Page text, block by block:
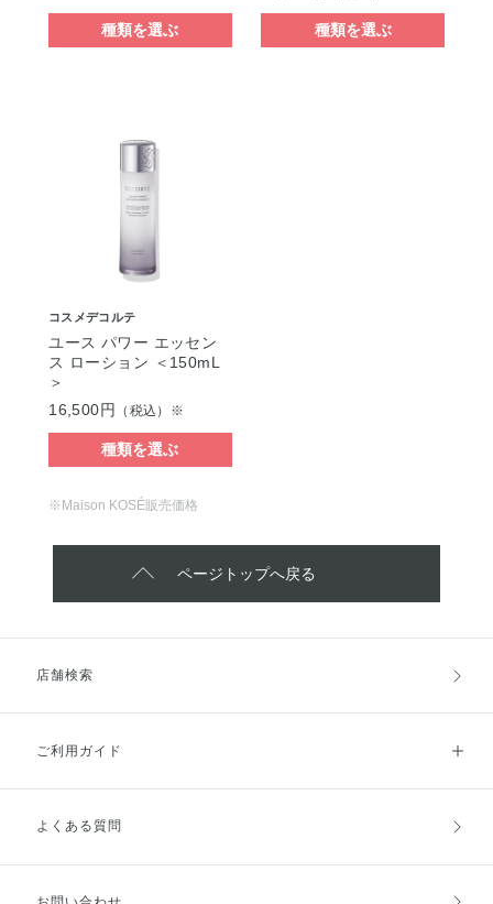
種類を選ぶ 種類を選ぶ
コスメデコルテ
ユース パワー エッセン
ス ローション ＜150mL
＞
16,500円
（税込）※
種類を選ぶ
※Maison KOSÉ販売価格
ページトップへ戻る
店舗検索
ご利用ガイド
ご利用ガイドトップ
よくある質問